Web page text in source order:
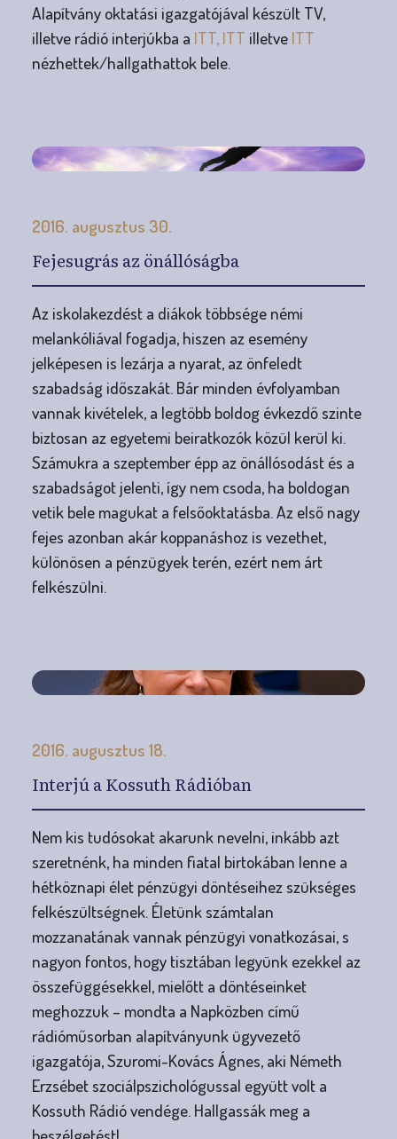
Alapítvány oktatási igazgatójával készült TV,
illetve rádió interjúkba a ITT, ITT illetve ITT
nézhettek/hallgathattok bele.
2016. augusztus 30.
Fejesugrás az önállóságba
Az iskolakezdést a diákok többsége némi
melankóliával fogadja, hiszen az esemény
jelképesen is lezárja a nyarat, az önfeledt
szabadság időszakát. Bár minden évfolyamban
vannak kivételek, a legtöbb boldog évkezdő szinte
biztosan az egyetemi beiratkozók közül kerül ki.
Számukra a szeptember épp az önállósodást és a
szabadságot jelenti, így nem csoda, ha boldogan
vetik bele magukat a felsőoktatásba. Az első nagy
fejes azonban akár koppanáshoz is vezethet,
különösen a pénzügyek terén, ezért nem árt
felkészülni.
2016. augusztus 18.
Interjú a Kossuth Rádióban
Nem kis tudósokat akarunk nevelni, inkább azt
szeretnénk, ha minden fiatal birtokában lenne a
hétköznapi élet pénzügyi döntéseihez szükséges
felkészültségnek. Életünk számtalan
mozzanatának vannak pénzügyi vonatkozásai, s
nagyon fontos, hogy tisztában legyünk ezekkel az
összefüggésekkel, mielőtt a döntéseinket
meghozzuk – mondta a Napközben című
rádióműsorban alapítványunk ügyvezető
igazgatója, Szuromi-Kovács Ágnes, aki Németh
Erzsébet szociálpszichológussal együtt volt a
Kossuth Rádió vendége. Hallgassák meg a